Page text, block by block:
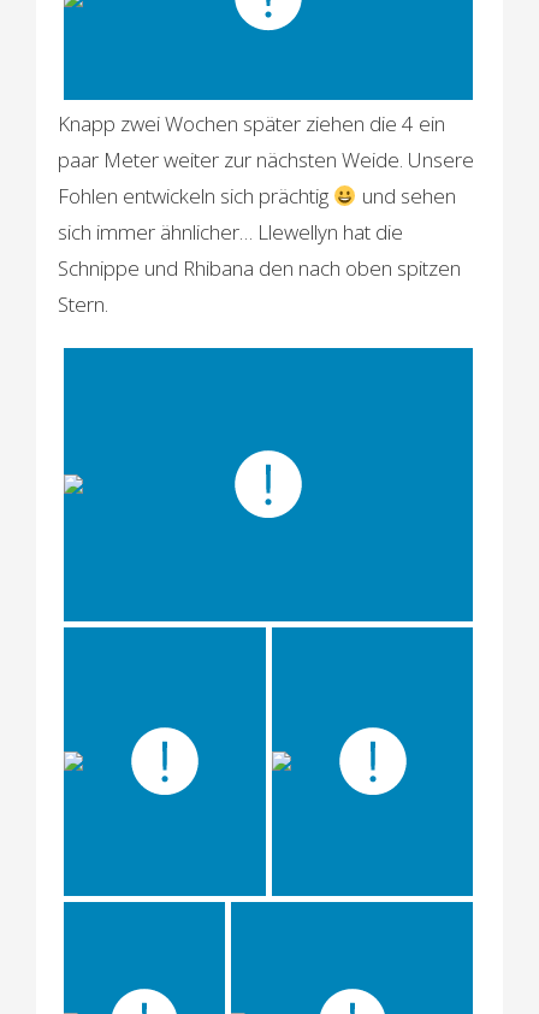
Knapp zwei Wochen später ziehen die 4 ein
paar Meter weiter zur nächsten Weide. Unsere
Fohlen entwickeln sich prächtig
und sehen
sich immer ähnlicher… Llewellyn hat die
Schnippe und Rhibana den nach oben spitzen
Stern.